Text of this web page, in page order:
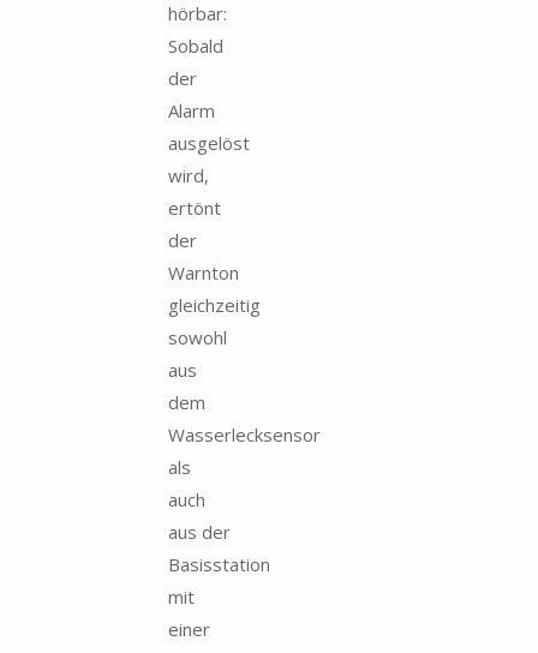
hörbar:
Sobald
der
Alarm
ausgelöst
wird,
ertönt
der
Warnton
gleichzeitig
sowohl
aus
dem
Wasserlecksensor
als
auch
aus der
Basisstation
mit
einer